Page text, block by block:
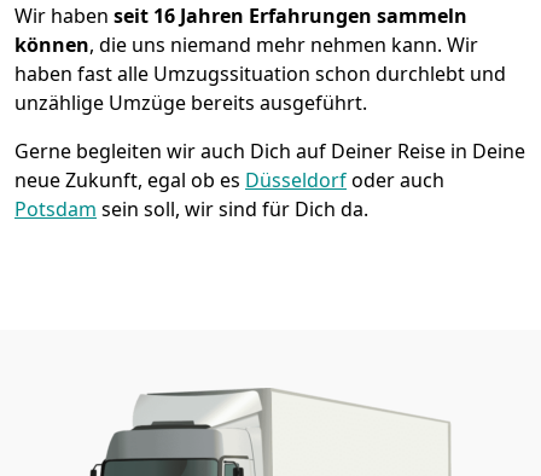
Wir haben seit 16 Jahren Erfahrungen sammeln
können, die uns niemand mehr nehmen kann. Wir
haben fast alle Umzugssituation schon durchlebt und
unzählige Umzüge bereits ausgeführt.
Gerne begleiten wir auch Dich auf Deiner Reise in Deine
neue Zukunft, egal ob es Düsseldorfoder auch
Potsdam sein soll, wir sind für Dich da.